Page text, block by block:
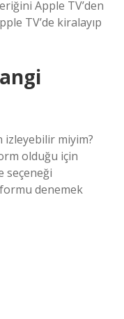
Apple TV’den
TV’de kiralayıp
izleyebilir miyim?
olduğu için
seçeneği
denemek